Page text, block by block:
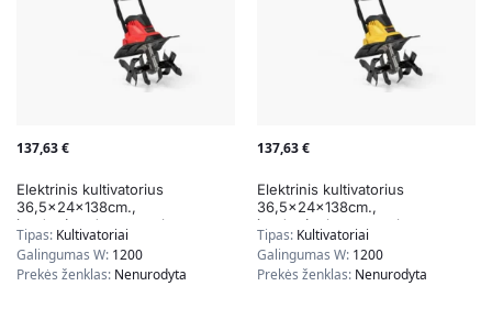
137,63€
Elektrinis kultivatorius
36,5x24x138cm.,
juodos/raudonos spalvos
Tipas: Kultivatoriai
Galingumas W: 1200
Prekės ženklas: Nenurodyta
137,63€
Elektrinis kultivatorius
36,5x24x138cm.,
juodos/geltonos spalvos
Tipas: Kultivatoriai
Galingumas W: 1200
Prekės ženklas: Nenurodyta